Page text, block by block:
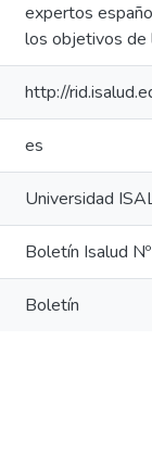
expertos
los objetivos de
http://
es
Universidad
Boletín Isalud
Boletín